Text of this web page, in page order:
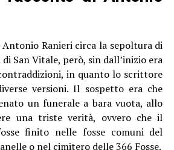
Antonio Ranieri circa la sepoltura di
San Vitale, però, sin dall’inizio era
in quanto lo scrittore
versioni. Il sospetto era che
un funerale a bara vuota, allo
una triste verità, ovvero che il
finito nelle fosse comuni del
o nel cimitero delle 366 Fosse.